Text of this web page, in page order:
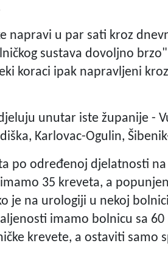
napravi u par sati kroz
sustava dovoljno
koraci ipak napravljeni
unutar iste županije -
Karlovac-Ogulin,
po određenoj djelatnosti
35 kreveta, a
je na urologiji u nekoj
imamo bolnicu sa
krevete, a ostaviti samo